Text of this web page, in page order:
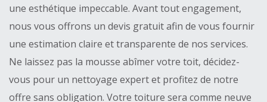
une esthétique impeccable. Avant tout engagement,
nous vous offrons un devis gratuit afin de vous fournir
une estimation claire et transparente de nos services.
Ne laissez pas la mousse abîmer votre toit, décidez-
vous pour un nettoyage expert et profitez de notre
offre sans obligation. Votre toiture sera comme neuve